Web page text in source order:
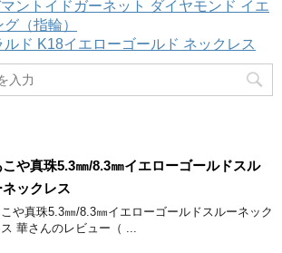
ントイドガーネット ダイヤモンド イエ
（指輪）
ド K18イエローゴールド ネックレス
こや真珠5.3㎜/8.3㎜イエローゴールドスル
ネックレス
や真珠5.3㎜/8.3㎜イエローゴールドスルーネック
ス 華さんのレビュー（ ...